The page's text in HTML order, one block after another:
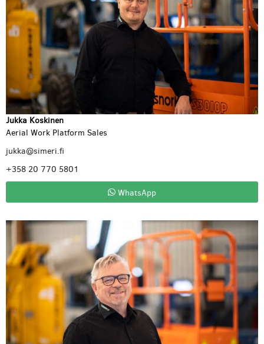
Jukka Koskinen
Aerial Work Platform Sales
jukka@simeri.fi
+358 20 770 5801
WhatsApp